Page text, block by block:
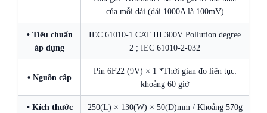
của mỗi dải (dải 1000A là 100mV)
• Tiêu chuẩn
áp dụng
IEC 61010-1 CAT III 300V Pollution degree
2 ; IEC 61010-2-032
• Nguồn cấp
Pin 6F22 (9V) × 1 *Thời gian đo liên tục:
khoảng 60 giờ
• Kích thước
250(L) × 130(W) × 50(D)mm / Khoảng 570g